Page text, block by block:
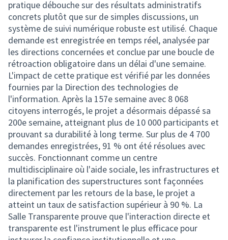
pratique débouche sur des résultats administratifs
concrets plutôt que sur de simples discussions, un
système de suivi numérique robuste est utilisé. Chaque
demande est enregistrée en temps réel, analysée par
les directions concernées et conclue par une boucle de
rétroaction obligatoire dans un délai d'une semaine.
L'impact de cette pratique est vérifié par les données
fournies par la Direction des technologies de
l'information. Après la 157e semaine avec 8 068
citoyens interrogés, le projet a désormais dépassé sa
200e semaine, atteignant plus de 10 000 participants et
prouvant sa durabilité à long terme. Sur plus de 4 700
demandes enregistrées, 91 % ont été résolues avec
succès. Fonctionnant comme un centre
multidisciplinaire où l'aide sociale, les infrastructures et
la planification des superstructures sont façonnées
directement par les retours de la base, le projet a
atteint un taux de satisfaction supérieur à 90 %. La
Salle Transparente prouve que l'interaction directe et
transparente est l'instrument le plus efficace pour